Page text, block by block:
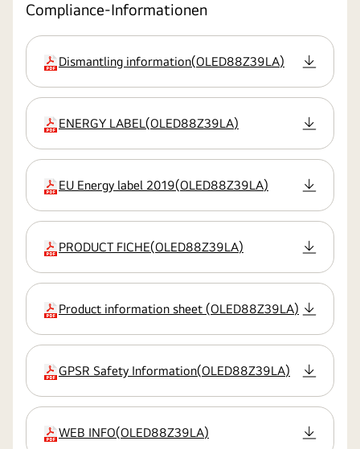
Compliance-Informationen
Erweiterung
Dismantling information(OLED88Z39LA)
Erweiterung
ENERGY LABEL(OLED88Z39LA)
Erweiterung
EU Energy label 2019(OLED88Z39LA)
Erweiterung
PRODUCT FICHE(OLED88Z39LA)
Erweiterung
Product information sheet (OLED88Z39LA)
Erweiterung
GPSR Safety Information(OLED88Z39LA)
Erweiterung
WEB INFO(OLED88Z39LA)